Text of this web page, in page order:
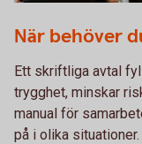
När behöver
Ett skriftliga avtal
trygghet, minskar
manual för
på i olika situationer.